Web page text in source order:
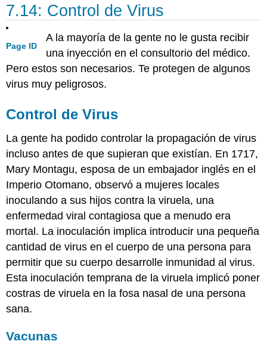
7.14: Control de Virus
Page ID
A la mayoría de la gente no le gusta recibir
una inyección en el consultorio del médico.
Pero estos son necesarios. Te protegen de algunos
virus muy peligrosos.
Control de Virus
La gente ha podido controlar la propagación de virus
incluso antes de que supieran que existían. En 1717,
Mary Montagu, esposa de un embajador inglés en el
Imperio Otomano, observó a mujeres locales
inoculando a sus hijos contra la viruela, una
enfermedad viral contagiosa que a menudo era
mortal. La inoculación implica introducir una pequeña
cantidad de virus en el cuerpo de una persona para
permitir que su cuerpo desarrolle inmunidad al virus.
Esta inoculación temprana de la viruela implicó poner
costras de viruela en la fosa nasal de una persona
sana.
Vacunas